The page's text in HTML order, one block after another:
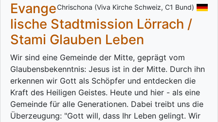
Chrischona (Viva Kirche Schweiz, C1 Bund)
Evange
lische Stadtmission Lörrach /
Stami Glauben Leben
Wir sind eine Gemeinde der Mitte, geprägt vom
Glaubensbekenntnis: Jesus ist in der Mitte. Durch ihn
erkennen wir Gott als Schöpfer und entdecken die
Kraft des Heiligen Geistes. Heute und hier - als eine
Gemeinde für alle Generationen. Dabei treibt uns die
Überzeugung: "Gott will, dass Ihr Leben gelingt. Wir